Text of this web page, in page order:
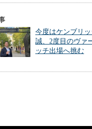
今度はケンブリ
誠、2度目のヴァ
ッチ出場へ挑む